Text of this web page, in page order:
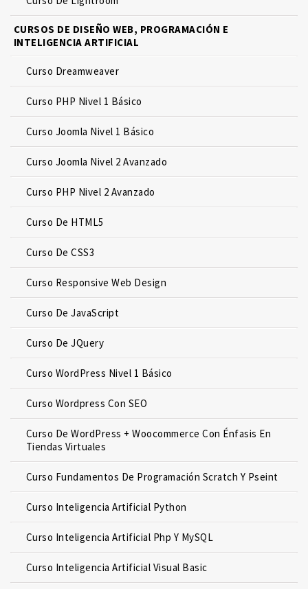
CURSOS DE DISEÑO WEB, PROGRAMACIÓN E
INTELIGENCIA ARTIFICIAL
Curso Dreamweaver
Curso PHP Nivel 1 Básico
Curso Joomla Nivel 1 Básico
Curso Joomla Nivel 2 Avanzado
Curso PHP Nivel 2 Avanzado
Curso De HTML5
Curso De CSS3
Curso Responsive Web Design
Curso De JavaScript
Curso De JQuery
Curso WordPress Nivel 1 Básico
Curso Wordpress Con SEO
Curso De WordPress + Woocommerce Con Énfasis En
Tiendas Virtuales
Curso Fundamentos De Programación Scratch Y Pseint
Curso Inteligencia Artificial Python
Curso Inteligencia Artificial Php Y MySQL
Curso Inteligencia Artificial Visual Basic